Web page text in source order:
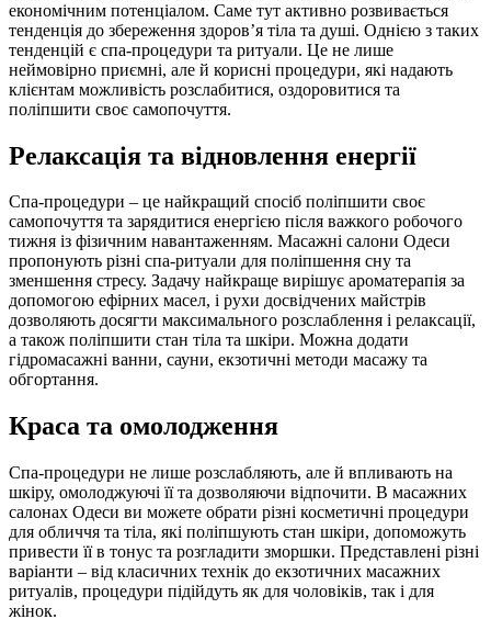
економічним потенціалом. Саме тут активно розвивається
тенденція до збереження здоров’я тіла та душі. Однією з таких
тенденцій є спа-процедури та ритуали. Це не лише
неймовірно приємні, але й корисні процедури, які надають
клієнтам можливість розслабитися, оздоровитися та
поліпшити своє самопочуття.
Релаксація та відновлення енергії
Спа-процедури – це найкращий спосіб поліпшити своє
самопочуття та зарядитися енергією після важкого робочого
тижня із фізичним навантаженням. Масажні салони Одеси
пропонують різні спа-ритуали для поліпшення сну та
зменшення стресу. Задачу найкраще вирішує ароматерапія за
допомогою ефірних масел, і рухи досвідчених майстрів
дозволяють досягти максимального розслаблення і релаксації,
а також поліпшити стан тіла та шкіри. Можна додати
гідромасажні ванни, сауни, екзотичні методи масажу та
обгортання.
Краса та омолодження
Спа-процедури не лише розслабляють, але й впливають на
шкіру, омолоджуючі її та дозволяючи відпочити. В масажних
салонах Одеси ви можете обрати різні косметичні процедури
для обличчя та тіла, які поліпшують стан шкіри, допоможуть
привести її в тонус та розгладити зморшки. Представлені різні
варіанти – від класичних технік до екзотичних масажних
ритуалів, процедури підійдуть як для чоловіків, так і для
жінок.